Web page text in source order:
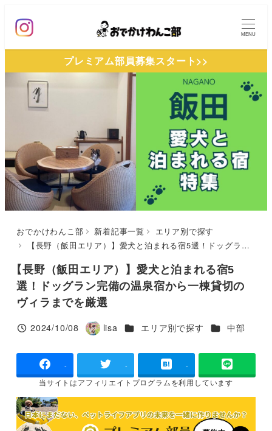
ン
へ
移
動
MENU
プレミアム部員募集スタート>>
おでかけわんこ部 新着記事一覧
エリア別で探す
【長野（飯田エリア）】愛犬と泊まれる宿5選！ドッグラン完備の温泉宿から一棟貸切のヴィラまでを厳選
【長野（飯田エリア）】愛犬と泊まれる宿5
選！ドッグラン完備の温泉宿から一棟貸切の
ヴィラまでを厳選
投稿日
2024/10/08
著
lisa カテゴリー
エリア別で探す カテゴリー
中部
- - -
当サイトはアフィリエイトプログラムを利用しています